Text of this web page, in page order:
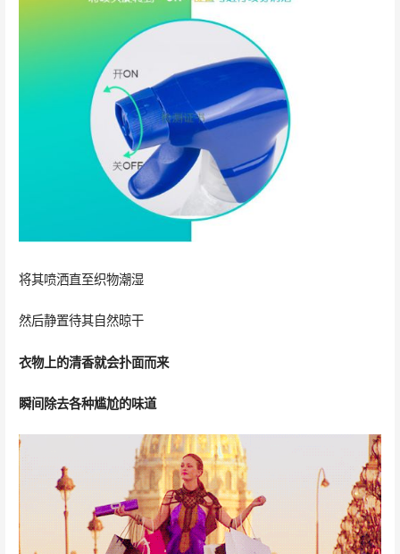
将其喷洒直至织物潮湿
然后静置待其自然晾干
衣物上的清香就会扑面而来
瞬间除去各种尴尬的味道